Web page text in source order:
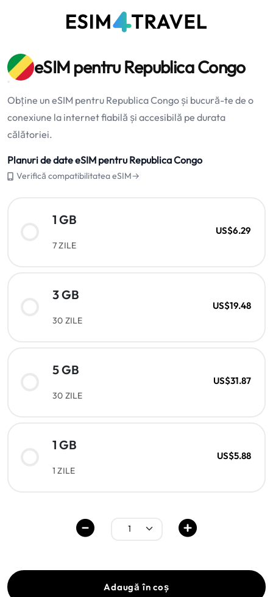
eSIM pentru Republica Congo
Obține un eSIM pentru Republica Congo și bucură-te de o
conexiune la internet fiabilă și accesibilă pe durata
călătoriei.
Planuri de date eSIM pentru Republica Congo
Verifică compatibilitatea eSIM→
1 GB
7 ZILE
US$6.29
3 GB
30 ZILE
US$19.48
5 GB
30 ZILE
US$31.87
1 GB
1 ZILE
US$5.88
Adaugă în coș